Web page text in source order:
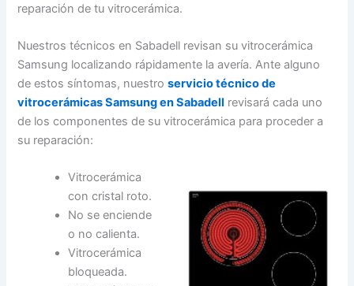
reparación de tu vitrocerámica.
Nuestros técnicos en Sabadell revisan su vitrocerámica
Samsung localizando rápidamente la avería. Ante alguno
de estos síntomas, nuestroservicio técnico de
vitrocerámicas Samsung en Sabadell revisará cada uno
de los componentes de su vitrocerámica para proceder a
su reparación:
Vitrocerámica
con cristal roto.
No se enciende
o no calienta.
Vitrocerámica
bloqueada.